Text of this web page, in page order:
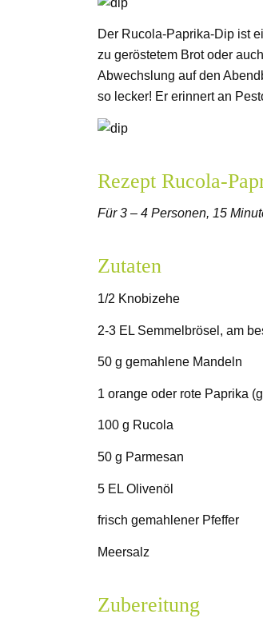
Der Rucola-Paprika-Dip ist
zu geröstetem Brot oder
Abwechslung auf den
so lecker! Er erinnert an
Rezept Rucola-
Für 3 – 4 Personen, 15
Zutaten
1/2 Knobizehe
2-3 EL Semmelbrösel, am
50 g gemahlene Mandeln
1 orange oder rote Paprika
100 g Rucola
50 g Parmesan
5 EL Olivenöl
frisch gemahlener Pfeffer
Meersalz
Zubereitung